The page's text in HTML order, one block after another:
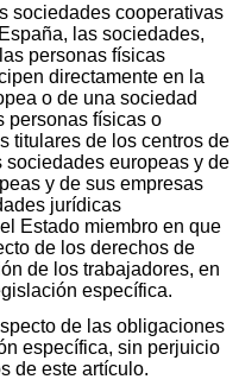
sociedades cooperativas
las sociedades,
personas físicas
directamente en la
o de una sociedad
personas físicas o
titulares de los centros de
europeas y de
y de sus empresas
jurídicas
Estado miembro en que
de los derechos de
de los trabajadores, en
específica.
de las obligaciones
específica, sin perjuicio
de este artículo.